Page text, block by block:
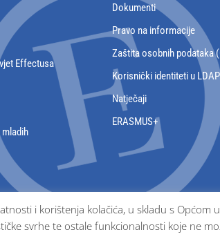
Effectusa
mladih
Dokumenti
Pravo na informacije
Zaštita osobnih podataka
Korisnički identiteti u
Natječaji
ERASMUS+
i korištenja kolačića, u skladu s
svrhe te ostale funkcionalnosti koje ne